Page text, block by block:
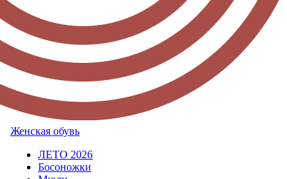
Женская обувь
ЛЕТО 2026
Босоножки